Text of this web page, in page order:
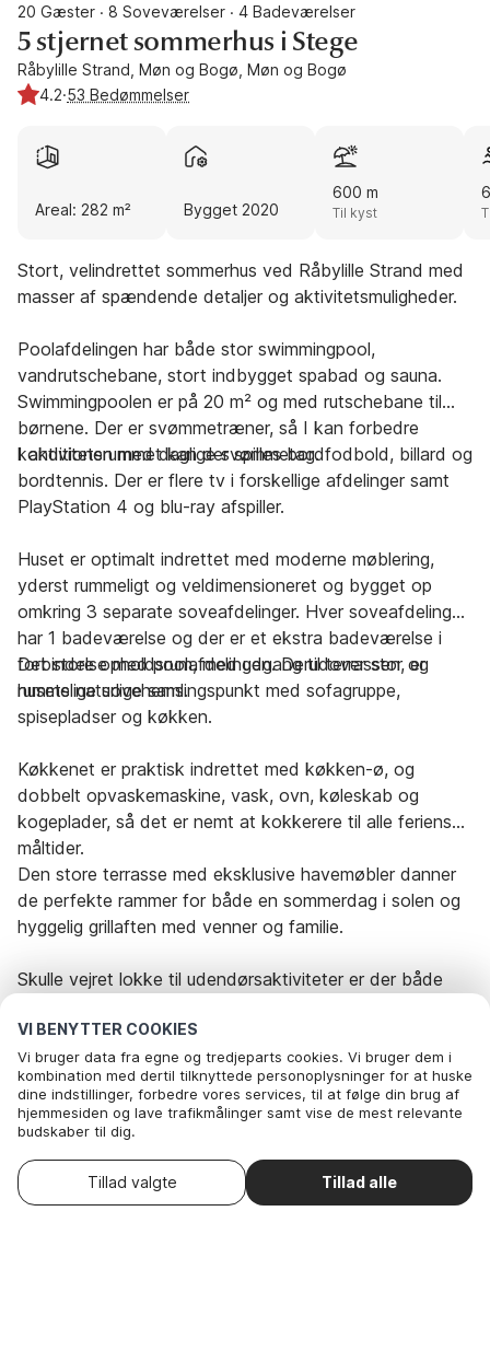
VI BENYTTER COOKIES
Vi bruger data fra egne og tredjeparts cookies. Vi bruger dem i
kombination med dertil tilknyttede personoplysninger for at huske
dine indstillinger, forbedre vores services, til at følge din brug af
hjemmesiden og lave trafikmålinger samt vise de mest relevante
budskaber til dig.
hvilke af vores valgfrie cookies du vil acceptere.
Læs mere om vores cookie- og privatlivspolitik. Du kan
trække dit samtykke tilbageHer.
Tillad alle
Tillad valgte
20 Gæster · 8 Soveværelser · 4 Badeværelser
5 stjernet sommerhus i Stege
Råbylille Strand, Møn og Bogø, Møn og Bogø
4.2·53 Bedømmelser
Areal: 282 m² Bygget 2020
600 m
Til kyst
Stort, velindrettet sommerhus ved Råbylille Strand med
masser af spændende detaljer og aktivitetsmuligheder.
Poolafdelingen har både stor swimmingpool,
vandrutschebane, stort indbygget spabad og sauna.
Swimmingpoolen er på 20 m² og med rutschebane til
børnene. Der er svømmetræner, så I kan forbedre
konditionen med daglige svømmetag.
I aktivitetsrummet kan der spilles bordfodbold, billard og
bordtennis. Der er flere tv i forskellige afdelinger samt
PlayStation 4 og blu-ray afspiller.
Huset er optimalt indrettet med moderne møblering,
yderst rummeligt og veldimensioneret og bygget op
omkring 3 separate soveafdelinger. Hver soveafdeling
har 1 badeværelse og der er et ekstra badeværelse i
forbindelse med poolafdelingen. Derudover stor og
rummelige sovehems.
Det store opholdsrum, med udgang til terrassen, er
husets naturlige samlingspunkt med sofagruppe,
spisepladser og køkken.
Køkkenet er praktisk indrettet med køkken-ø, og
dobbelt opvaskemaskine, vask, ovn, køleskab og
kogeplader, så det er nemt at kokkerere til alle feriens
måltider.
Den store terrasse med eksklusive havemøbler danner
de perfekte rammer for både en sommerdag i solen og
hyggelig grillaften med venner og familie.
Skulle vejret lokke til udendørsaktiviteter er der både
legetårn og sandkasse.
Udlejes ikke til ungdomsgrupper.
Bemærk: billeder er fra lignende hus.
Rejseperiode og gæster
Vælg ankomstdato